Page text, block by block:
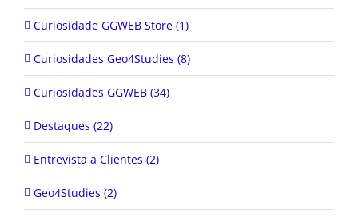
Curiosidade GGWEB Store (1)
Curiosidades Geo4Studies (8)
Curiosidades GGWEB (34)
Destaques (22)
Entrevista a Clientes (2)
Geo4Studies (2)